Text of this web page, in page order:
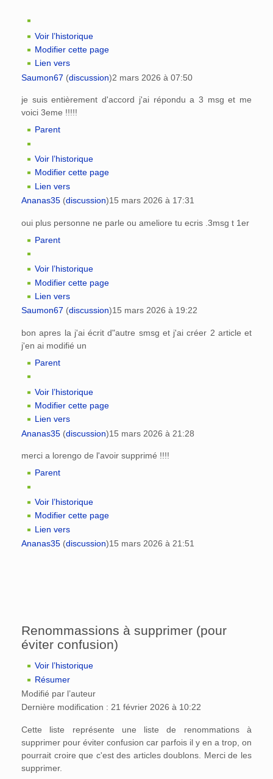
Voir l’historique
Modifier cette page
Lien vers
Saumon67 (discussion)2 mars 2026 à 07:50
je suis entièrement d'accord j'ai répondu a 3 msg et me
voici 3eme !!!!!
Parent
Voir l’historique
Modifier cette page
Lien vers
Ananas35 (discussion)15 mars 2026 à 17:31
oui plus personne ne parle ou ameliore tu ecris .3msg t 1er
Parent
Voir l’historique
Modifier cette page
Lien vers
Saumon67 (discussion)15 mars 2026 à 19:22
bon apres la j'ai écrit d"autre smsg et j'ai créer 2 article et
j'en ai modifié un
Parent
Voir l’historique
Modifier cette page
Lien vers
Ananas35 (discussion)15 mars 2026 à 21:28
merci a lorengo de l'avoir supprimé !!!!
Parent
Voir l’historique
Modifier cette page
Lien vers
Ananas35 (discussion)15 mars 2026 à 21:51
Renommassions à supprimer (pour
éviter confusion)
Voir l’historique
Résumer
Modifié par l’auteur
Dernière modification : 21 février 2026 à 10:22
Cette liste représente une liste de renommations à
supprimer pour éviter confusion car parfois il y en a trop, on
pourrait croire que c'est des articles doublons. Merci de les
supprimer.